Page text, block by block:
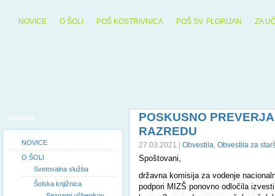
NOVICE O ŠOLI POŠ KOSTRIVNICA POŠ SV. FLORIJAN ZA
Vsebine
NOVICE
O ŠOLI
Svetovalna služba
Šolska knjižnica
POSKUSNO
RAZREDU
27.03.2021 | Obvestila, Obvestila za
Spoštovani,
državna komisija za vodenje
podpori MIZŠ ponovno odločila